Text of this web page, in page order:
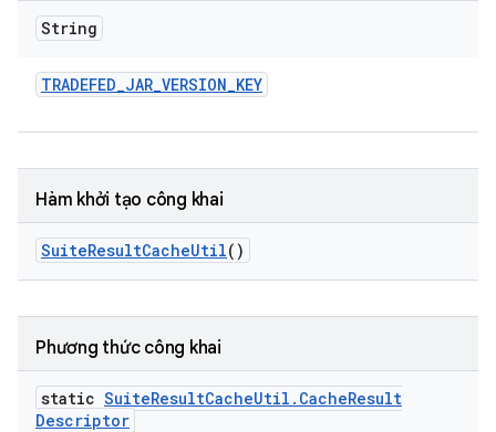
String
TRADEFED_JAR_VERSION_KEY
Hàm khởi tạo công khai
SuiteResultCacheUtil()
Phương thức công khai
static SuiteResultCacheUtil . CacheResult
Descriptor